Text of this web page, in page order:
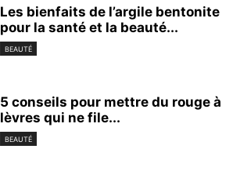
Les bienfaits de l’argile bentonite
pour la santé et la beauté...
BEAUTÉ
5 conseils pour mettre du rouge à
lèvres qui ne file...
BEAUTÉ